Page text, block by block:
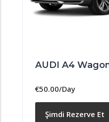
AUDI A4
€50.00/Day
Şimdi Rezerve Et